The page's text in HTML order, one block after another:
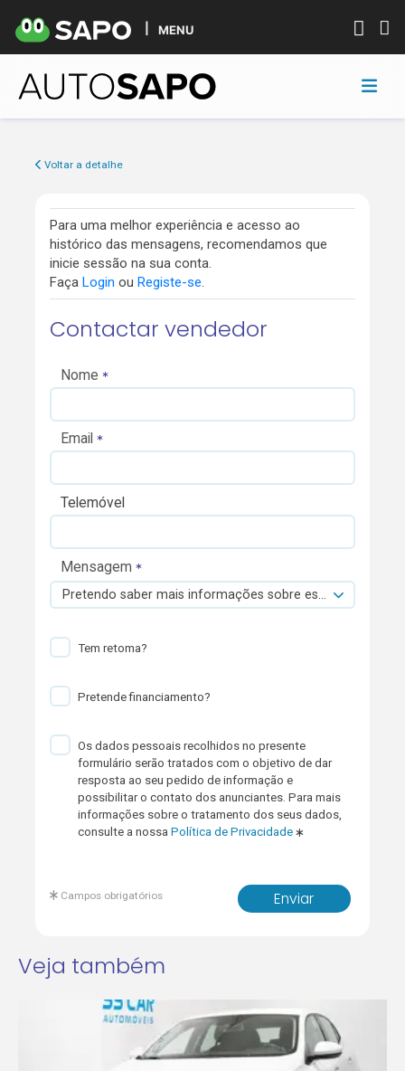
MENU
Voltar a detalhe
Para uma melhor experiência e acesso ao
histórico das mensagens, recomendamos que
inicie sessão na sua conta.
Faça Login ou Registe-se.
Contactar vendedor
Nome
Email
Telemóvel
Mensagem
Pretendo saber mais informações sobre esta viatura.
Tem retoma?
Pretende financiamento?
Os dados pessoais recolhidos no presente
formulário serão tratados com o objetivo de dar
resposta ao seu pedido de informação e
possibilitar o contato dos anunciantes. Para mais
informações sobre o tratamento dos seus dados,
consulte a nossaPolítica de Privacidade
Enviar
Campos obrigatórios
Veja também